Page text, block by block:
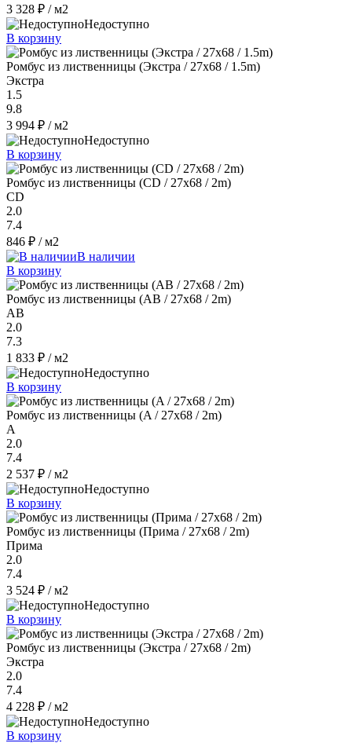
3 328 ₽ / м2
Недоступно
В корзину
Ромбус из лиственницы (Экстра / 27x68 / 1.5m)
Экстра
1.5
9.8
3 994 ₽ / м2
Недоступно
В корзину
Ромбус из лиственницы (CD / 27x68 / 2m)
CD
2.0
7.4
846 ₽ / м2
В наличии
В корзину
Ромбус из лиственницы (AB / 27x68 / 2m)
AB
2.0
7.3
1 833 ₽ / м2
Недоступно
В корзину
Ромбус из лиственницы (A / 27x68 / 2m)
A
2.0
7.4
2 537 ₽ / м2
Недоступно
В корзину
Ромбус из лиственницы (Прима / 27x68 / 2m)
Прима
2.0
7.4
3 524 ₽ / м2
Недоступно
В корзину
Ромбус из лиственницы (Экстра / 27x68 / 2m)
Экстра
2.0
7.4
4 228 ₽ / м2
Недоступно
В корзину